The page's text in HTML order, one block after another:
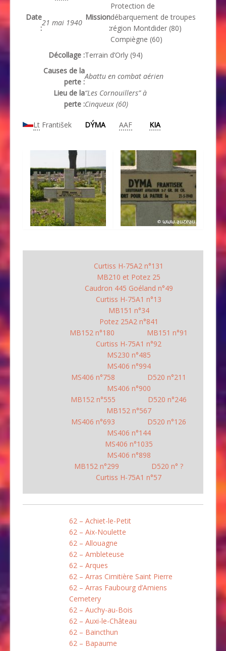
Date
:
21 mai 1940
Mission
:
Protection de
débarquement de troupes
région Montdider (80)
Compiègne (60)
Décollage :Terrain d’Orly (94)
Causes de la
perte :
Abattu en combat aérien
Lieu de la
perte :
“Les Cornouillers” à
Cinqueux (60)
Lt František DÝMA AAF KIA
Curtiss H-75A2 n°131
MB210 et Potez 25
Caudron 445 Goéland n°49
Curtiss H-75A1 n°13
MB151 n°34
Potez 25A2 n°841
MB152 n°180
MB151 n°91
Curtiss H-75A1 n°92
MS230 n°485
MS406 n°994
MS406 n°758
D520 n°211
MS406 n°900
MB152 n°555
D520 n°246
MB152 n°567
MS406 n°693
D520 n°126
MS406 n°144
MS406 n°1035
MS406 n°898
MB152 n°299
D520 n° ?
Curtiss H-75A1 n°57
62 – Achiet-le-Petit
62 – Aix-Noulette
62 – Allouagne
62 – Ambleteuse
62 – Arques
62 – Arras Cimitière Saint Pierre
62 – Arras Faubourg d’Amiens
Cemetery
62 – Auchy-au-Bois
62 – Auxi-le-Château
62 – Baincthun
62 – Bapaume